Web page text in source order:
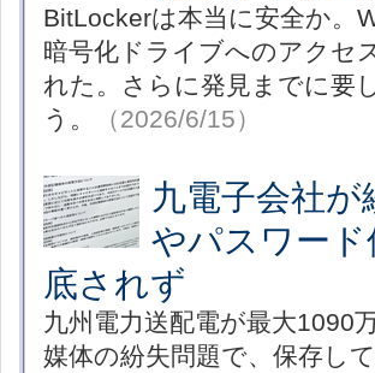
BitLockerは本当に安全か。
暗号化ドライブへのアクセ
れた。さらに発見までに要
う。
（2026/6/15）
九電子会社
やパスワー
底されず
九州電力送配電が最大1090
媒体の紛失問題で、保存し